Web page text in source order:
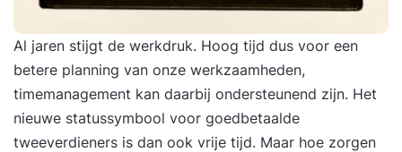
Al jaren stijgt de werkdruk. Hoog tijd dus voor een
betere planning van onze werkzaamheden,
timemanagement kan daarbij ondersteunend zijn. Het
nieuwe statussymbool voor goedbetaalde
tweeverdieners is dan ook vrije tijd. Maar hoe zorgen